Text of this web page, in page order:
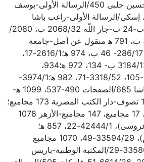
القديم) -حسين جلبى 450/الرسالة الأولى-يوسف
أغا 5595، إسكى/الرسالة الأولى-راغب باشا
1467/10 ب-24 ب-جار اللّه 2068/32 ب، 2080/
33 ب/34 ب، 791 ه‍ منقول عن أصل-جامعة
استامبول 286/17- 46 ب، 974 ه‍؛2616/1-17،
947 ه‍؛3184/123 ب- 134، 972 ه‍؛934،
3978/85-105، 3318/52-71، 982 ه‍؛3974/1-
20-نافذ باشا 685/الصفحات 490-537، 1099 ه‍-
ظاهرية 13 تصوف-دار الكتب المصرية 173 مجاميع؛
9 مجاميع، 17 مجاميع، 147 مجاميع-الأزهر 1078
مجاميع (عروسى)، 42444/1-22، 857 ه‍؛
960(حليم)، 33594/29-49، 1070 مجاميع
(حليم)33580/1-29/المكتبة الوطنية-باريس